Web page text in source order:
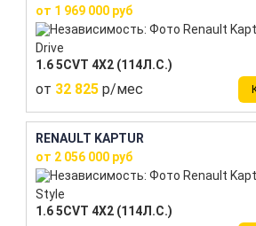
от 1 969 000 руб
Drive
1.6 5CVT 4X2 (114Л.С.)
от 32 825 р/мес
RENAULT KAPTUR
от 2 056 000 руб
Style
1.6 5CVT 4X2 (114Л.С.)